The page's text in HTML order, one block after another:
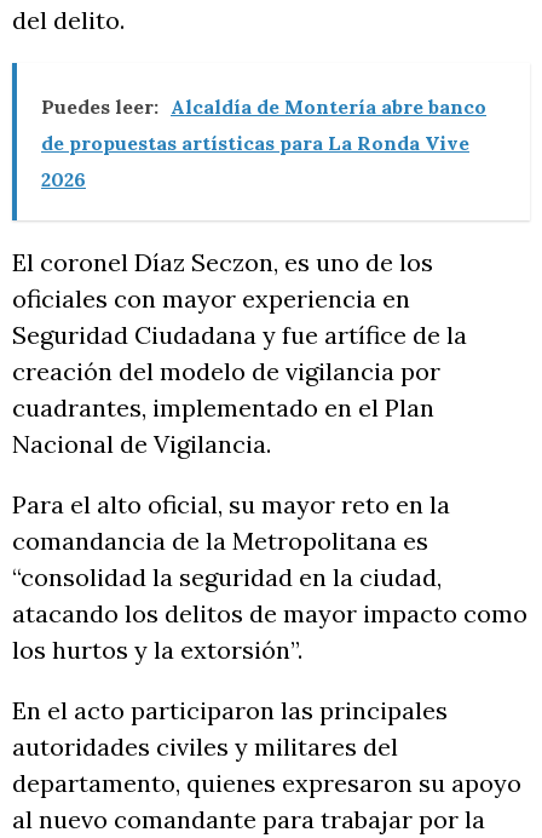
del delito.
Puedes leer: Alcaldía de Montería abre banco
de propuestas artísticas para La Ronda Vive
2026
El coronel Díaz Seczon, es uno de los
oficiales con mayor experiencia en
Seguridad Ciudadana y fue artífice de la
creación del modelo de vigilancia por
cuadrantes, implementado en el Plan
Nacional de Vigilancia.
Para el alto oficial, su mayor reto en la
comandancia de la Metropolitana es
“consolidad la seguridad en la ciudad,
atacando los delitos de mayor impacto como
los hurtos y la extorsión”.
En el acto participaron las principales
autoridades civiles y militares del
departamento, quienes expresaron su apoyo
al nuevo comandante para trabajar por la